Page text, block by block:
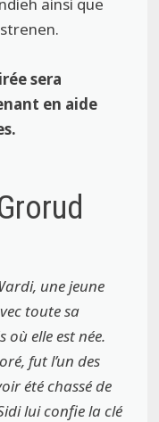
ainsi que
sera
en aide
une jeune
toute sa
où elle est née.
fut l’un des
été chassé de
lui confie la clé